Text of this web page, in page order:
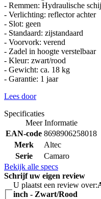
- Remmen: Hydraulische
- Verlichting: reflector achter
- Slot: geen
- Standaard: zijstandaard
- Voorvork: verend
- Zadel in hoogte verstelbaar
- Kleur: zwart/rood
- Gewicht: ca. 18 kg
- Garantie: 1 jaar
Lees door
Specificaties
Meer Informatie
EAN-code 8698906258018
Merk
Altec
Serie
Camaro
Bekijk alle specs
Schrijf uw eigen review
U plaatst een review over:
inch - Zwart/Rood